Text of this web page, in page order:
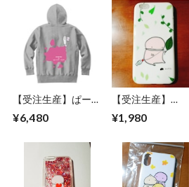
【受注生産】ぱーか
ー
¥6,480
【受注生産】
iPhoneそふとけー
す
¥1,980